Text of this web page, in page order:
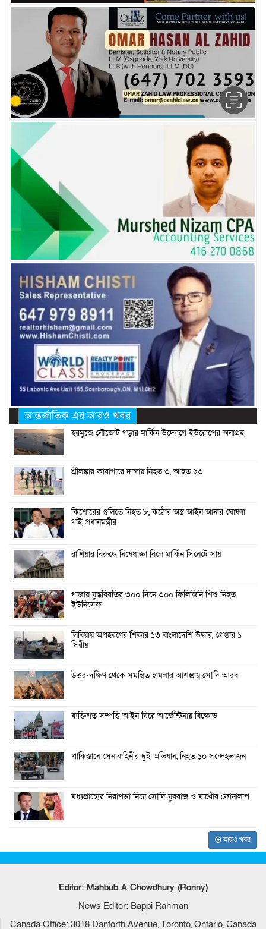
আন্তর্জাতিক এর আরও খবর
হরমুজে নৌজোট গড়ার মার্কিন উদ্যোগে ইউরোপের অনাগ্রহ
শ্রীলঙ্কার কারাগারে দাঙ্গায় নিহত ৩, আহত ২৩
কিশোরের গুলিতে নিহত ৮, কঠোর অস্ত্র আইন আনার ঘোষণা
থাই প্রধানমন্ত্রীর
রাশিয়ার বিরুদ্ধে নিষেধাজ্ঞা বিলে মার্কিন সিনেটে সায়
গাজায় যুদ্ধবিরতির ৩০০ দিনে ৩০০ ফিলিস্তিনি শিশু নিহত:
ইউনিসেফ
লিবিয়ায় অপহরণের শিকার ১৩ বাংলাদেশি উদ্ধার, গ্রেপ্তার ১
সিরীয়
উত্তর-দক্ষিণ থেকে সমন্বিত হামলার আশঙ্কায় সৌদি আরব
ব্যক্তিগত সম্পত্তি আইন ঘিরে আর্জেন্টিনায় বিক্ষোভ
পাকিস্তানে সেনাবাহিনীর দুই অভিযান, নিহত ১০ সন্দেহভাজন
মধ্যপ্রাচ্যের নিরাপত্তা নিয়ে সৌদি যুবরাজ ও মাখোঁর ফোনালাপ
আরও খবর
Editor: Mahbub A Chowdhury (Ronny)
News Editor: Bappi Rahman
Canada Office: 3018 Danforth Avenue, Toronto, Ontario, Canada